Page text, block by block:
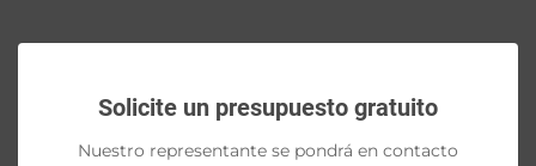
Solicite un presupuesto gratuito
Nuestro representante se pondrá en contacto